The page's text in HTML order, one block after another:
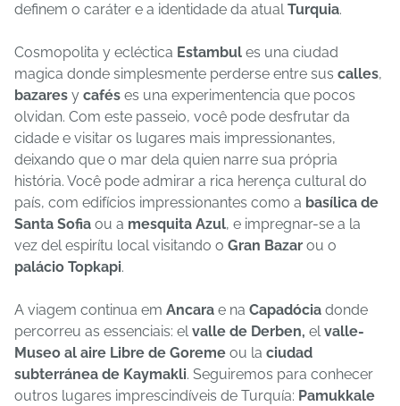
definem o caráter e a identidade da atualTurquia.
Cosmopolita y ecléctica Estambul es una ciudad
magica donde simplesmente perderse entre sus calles,
bazares y cafés es una experimentencia que pocos
olvidan. Com este passeio, você pode desfrutar da
cidade e visitar os lugares mais impressionantes,
deixando que o mar dela quien narre sua própria
história. Você pode admirar a rica herença cultural do
país, com edifícios impressionantes como a basílica de
Santa Sofia ou a mesquita Azul, e impregnar-se a la
vez del espirítu local visitando o Gran Bazar ou o
palácio Topkapi.
A viagem continua em Ancara e na Capadócia donde
percorreu as essenciais: elvalle de Derben, elvalle-
Museo al aire Libre de Goreme ou la ciudad
subterránea de Kaymakli. Seguiremos para conhecer
outros lugares imprescindíveis de Turquía: Pamukkale